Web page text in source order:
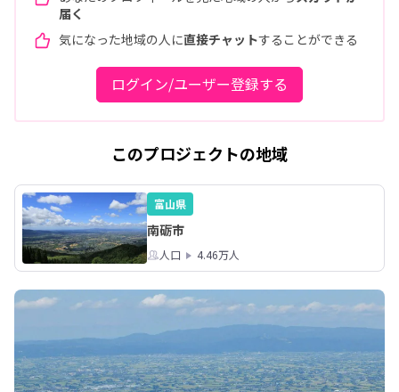
届く
気になった地域の人に直接チャットすることができる
ログイン/ユーザー登録する
このプロジェクトの地域
富山県
南砺市
人口 4.46万人